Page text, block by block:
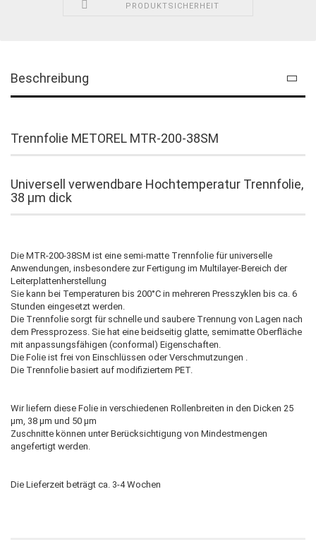
PRODUKTSICHERHEIT
Beschreibung
Trennfolie METOREL MTR-200-38SM
Universell verwendbare Hochtemperatur Trennfolie,
38 µm dick
Die MTR-200-38SM ist eine semi-matte Trennfolie für universelle
Anwendungen, insbesondere zur Fertigung im Multilayer-Bereich der
Leiterplattenherstellung
Sie kann bei Temperaturen bis 200°C in mehreren Presszyklen bis ca. 6
Stunden eingesetzt werden.
Die Trennfolie sorgt für schnelle und saubere Trennung von Lagen nach
dem Pressprozess. Sie hat eine beidseitig glatte, semimatte Oberfläche
mit anpassungsfähigen (conformal) Eigenschaften.
Die Folie ist frei von Einschlüssen oder Verschmutzungen .
Die Trennfolie basiert auf modifiziertem PET.
Wir liefern diese Folie in verschiedenen Rollenbreiten in den Dicken 25
µm, 38 µm und 50 µm
Zuschnitte können unter Berücksichtigung von Mindestmengen
angefertigt werden.
Die Lieferzeit beträgt ca. 3-4 Wochen